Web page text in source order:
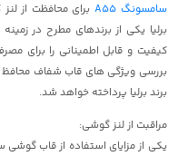
سامسونگ A55
برای محافظت از
برلیا یکی از برندهای مطرح در
کیفیت و قابل اطمینانی را برای
برند برلیا پرداخته خواهد شد.
مراقبت از لنز گوشی: